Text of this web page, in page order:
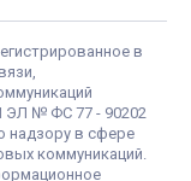
в
ЭЛ № ФС 77 - 90202
надзору в сфере
коммуникаций.